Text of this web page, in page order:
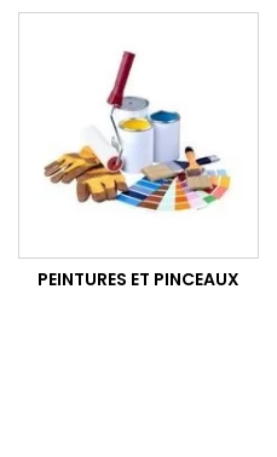
PEINTURES ET PINCEAUX